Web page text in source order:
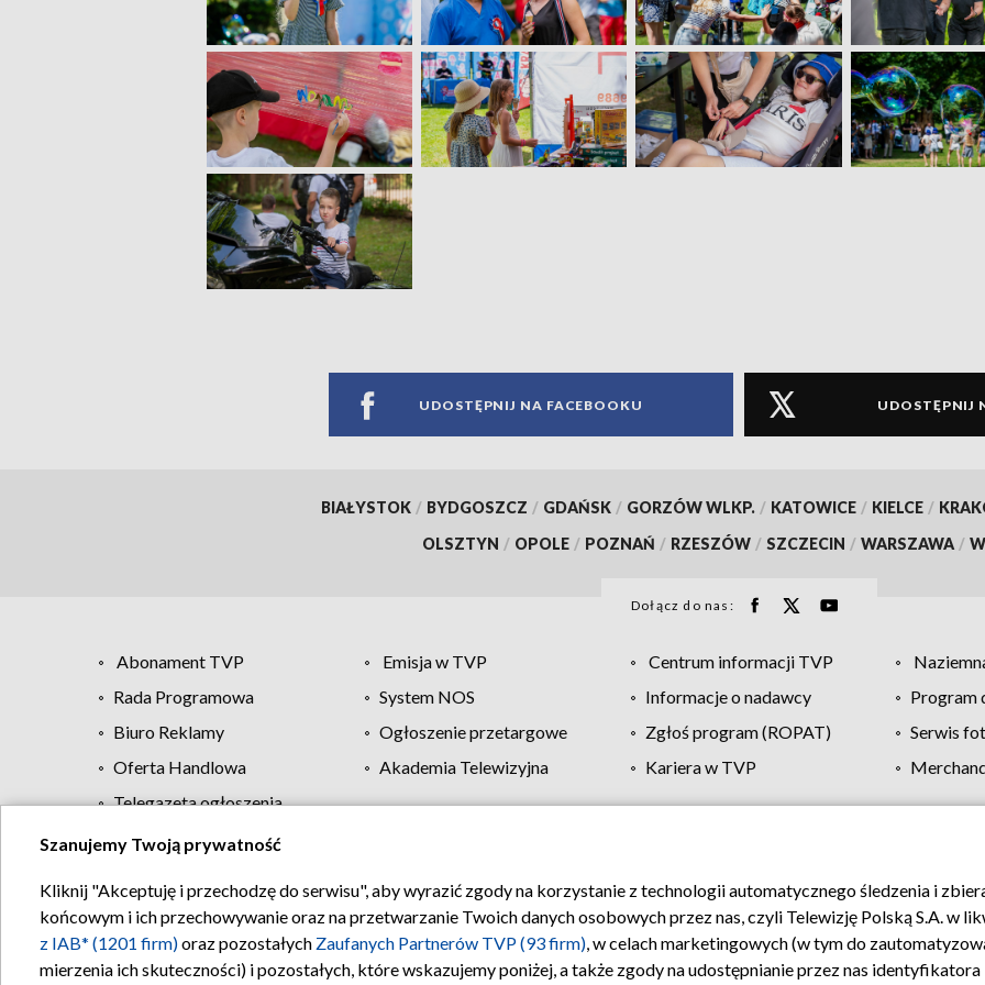
UDOSTĘPNIJ NA FACEBOOKU UDOSTĘPNIJ
BIAŁYSTOK / BYDGOSZCZ / GDAŃSK / GORZÓW WLKP. / KATOWICE / KIELCE /
OLSZTYN / OPOLE / POZNAŃ / RZESZÓW / SZCZECIN / WARSZAWA /
Dołącz do nas:
Abonament TVP Emisja w TVP Centrum informacji TVP
Rada Programowa
System NOS Informacje o nadawcy
Program
Biuro Reklamy
Ogłoszenie przetargowe Zgłoś program (ROPAT)
Serwis
Oferta Handlowa
Akademia Telewizyjna Kariera w TVP
Telegazeta ogłoszenia
Regulamin TVP Polityka prywatności Moje zgody Pomoc Biuro
Szanujemy Twoją prywatność
Kliknij "Akceptuję i przechodzę do serwisu", aby wyrazić zgody na korzystanie z technologii automatycznego śledzenia i
końcowym i ich przechowywanie oraz na przetwarzanie Twoich danych osobowych przez nas, czyli Telewizję Polską S.A. w
z IAB* (1201 firm)oraz pozostałych Zaufanych Partnerów TVP (93 firm), w celach marketingowych (w tym do
mierzenia ich skuteczności) i pozostałych, które wskazujemy poniżej, a także zgody na udostępnianie przez nas